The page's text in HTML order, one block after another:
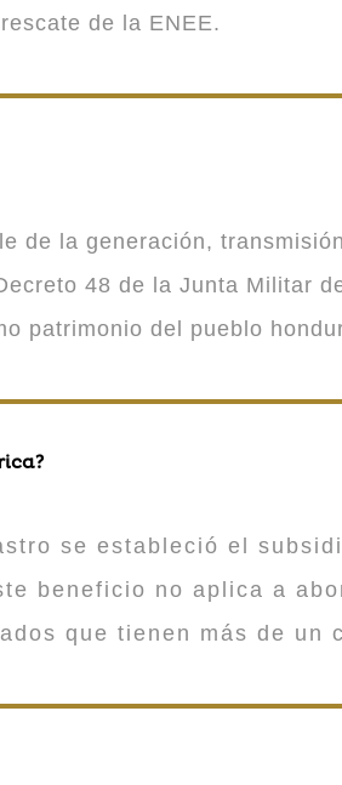
de la ENEE.
de la generación,
48 de la Junta Militar
patrimonio del pueblo
se estableció el
beneficio no aplica a
que tienen más de un